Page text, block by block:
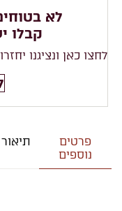
לא
קבלו
לחצו כאן ונציגנו
פרטים
נוספים